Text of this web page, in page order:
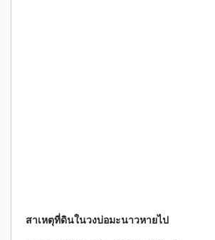
สาเหตุที่ดินในวงบ่อมะนาวหายไป